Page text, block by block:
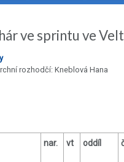
ve sprintu ve
rozhodčí: Kneblová Hana
nar. vt oddíl